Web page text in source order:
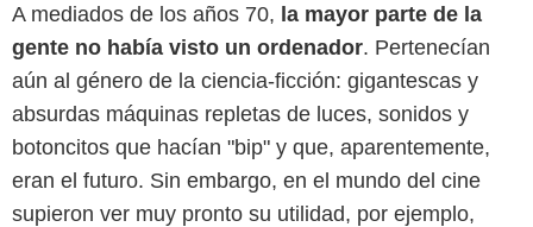
A mediados de los años 70, la mayor parte de la
gente no había visto un ordenador. Pertenecían
aún al género de la ciencia-ficción: gigantescas y
absurdas máquinas repletas de luces, sonidos y
botoncitos que hacían "bip" y que, aparentemente,
eran el futuro. Sin embargo, en el mundo del cine
supieron ver muy pronto su utilidad, por ejemplo,